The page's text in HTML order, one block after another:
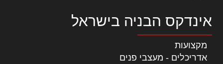
אינדקס הבניה בישראל
מקצועות
אדריכלים - מעצבי פנים